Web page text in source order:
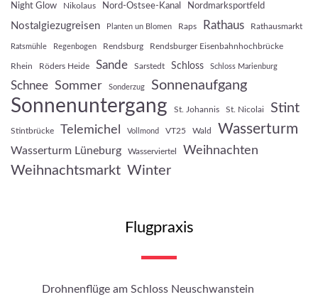
Night Glow Nikolaus Nord-Ostsee-Kanal Nordmarksportfeld
Nostalgiezugreisen Planten un Blomen Raps Rathaus Rathausmarkt
Ratsmühle Regenbogen Rendsburg Rendsburger Eisenbahnhochbrücke
Rhein Röders Heide Sande Sarstedt Schloss Schloss Marienburg
Schnee Sommer Sonderzug Sonnenaufgang
Sonnenuntergang St. Johannis St. Nicolai Stint
Stintbrücke Telemichel Vollmond VT25 Wald Wasserturm
Wasserturm Lüneburg Wasserviertel Weihnachten
Weihnachtsmarkt Winter
Flugpraxis
Drohnenflüge am Schloss Neuschwanstein